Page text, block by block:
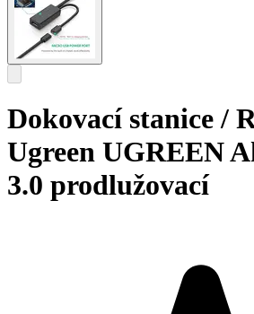
Dokovací stanice /
Ugreen UGREEN
3.0 prodlužovací